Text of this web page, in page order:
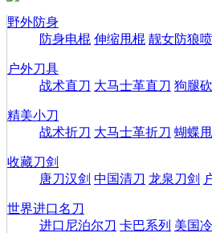
野外防身
防身电棍 伸缩甩棍 靓女防狼
户外刀具
战术直刀 大马士革直刀 狗腿
精美小刀
战术折刀 大马士革折刀 蝴蝶
收藏刀剑
唐刀汉剑 中国清刀 龙泉刀剑
世界进口名刀
进口尼泊尔刀 卡巴系列 美国